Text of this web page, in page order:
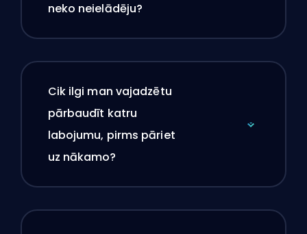
neko neielādēju?
Cik ilgi man vajadzētu
pārbaudīt katru
labojumu, pirms pāriet
uz nākamo?